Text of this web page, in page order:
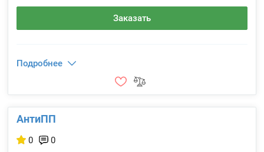
Заказать
Подробнее
АнтиПП
0 0